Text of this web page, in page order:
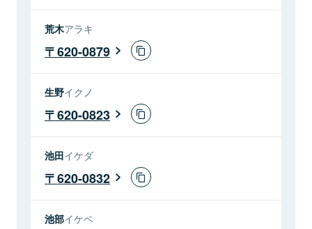
荒木アラキ
620-0879
生野イクノ
620-0823
池田イケダ
620-0832
池部イケベ